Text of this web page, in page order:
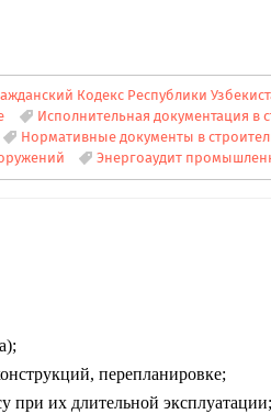
Кодекс Республики
Исполнительная документация в
Нормативные документы в
Энергоаудит
перепланировке;
при их длительной эксплуатации;